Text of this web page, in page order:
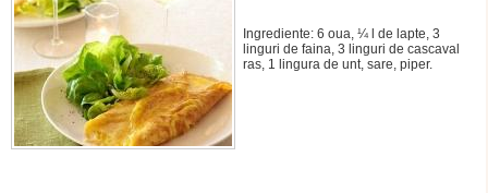
Ingrediente: 6 oua, ¼ l de lapte, 3
linguri de faina, 3 linguri de cascaval
ras, 1 lingura de unt, sare, piper.